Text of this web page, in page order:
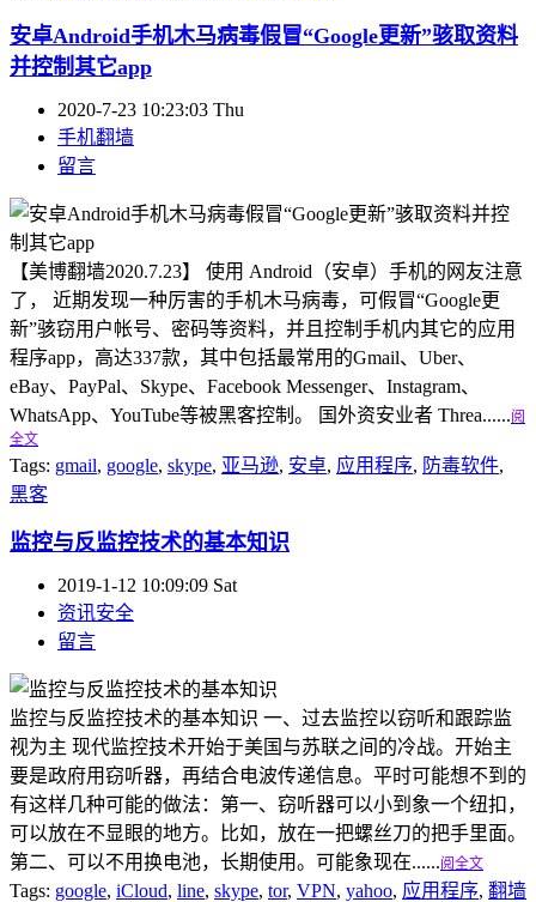
安卓Android手机木马病毒假冒“Google更新”骇取资料
并控制其它app
2020-7-23 10:23:03 Thu
手机翻墙
留言
【美博翻墙2020.7.23】 使用 Android（安卓）手机的网友注意
了， 近期发现一种厉害的手机木马病毒，可假冒“Google更
新”骇窃用户帐号、密码等资料，并且控制手机内其它的应用
程序app，高达337款，其中包括最常用的Gmail、Uber、
eBay、PayPal、Skype、Facebook Messenger、Instagram、
WhatsApp、YouTube等被黑客控制。 国外资安业者 Threa......阅
全文
Tags: gmail, google, skype, 亚马逊, 安卓, 应用程序, 防毒软件,
黑客
监控与反监控技术的基本知识
2019-1-12 10:09:09 Sat
资讯安全
留言
监控与反监控技术的基本知识 一、过去监控以窃听和跟踪监
视为主 现代监控技术开始于美国与苏联之间的冷战。开始主
要是政府用窃听器，再结合电波传递信息。平时可能想不到的
有这样几种可能的做法：第一、窃听器可以小到象一个纽扣，
可以放在不显眼的地方。比如，放在一把螺丝刀的把手里面。
第二、可以不用换电池，长期使用。可能象现在......阅全文
Tags: google, iCloud, line, skype, tor, VPN, yahoo, 应用程序, 翻墙